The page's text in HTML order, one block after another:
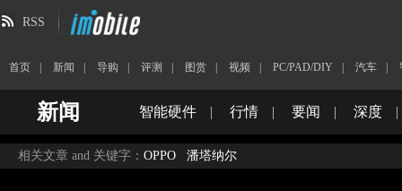
RSS
首页 新闻 导购 评测 图赏 视频 PC/PAD/DIY 汽车
新闻 智能硬件 | 行情 | 要闻 | 深度 |
相关文章 and 关键字： OPPO 潘塔纳尔